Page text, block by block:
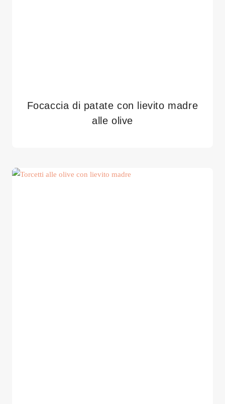
Focaccia di patate con lievito madre
alle olive